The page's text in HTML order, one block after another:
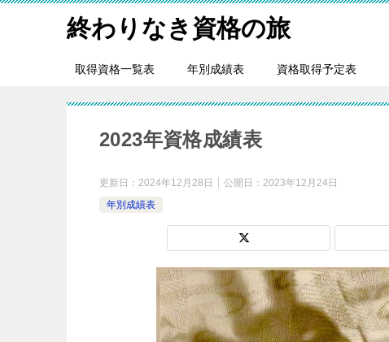
終わりなき資格の旅
取得資格一覧表 年別成績表 資格取得予定表
2023年資格成績表
更新日： 2024年12月28日 公開日： 2023年12月24日
年別成績表